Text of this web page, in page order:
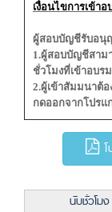
เงื่อนไขการเข้า
ผู้สอบบัญชีรับอนุ
1.ผู้สอบบัญชีสาม
ชั่วโมงที่เข้าอบร
2.ผู้เข้าสัมมนาต้อ
กดออกจากโปรแ
นับชั่วโม